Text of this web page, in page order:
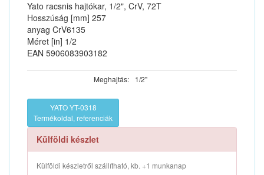
Yato racsnis hajtókar, 1/2", CrV, 72T
Hosszúság [mm] 257
anyag CrV6135
Méret [in] 1/2
EAN 5906083903182
Meghajtás: 1/2"
YATO YT-0318
Termékoldal, referenciák
Külföldi készlet
Külföldi készletről szállítható, kb. +1 munkanap